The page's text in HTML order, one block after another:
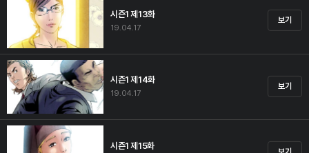
시즌1 제13화
19.04.17
보기
시즌1 제14화
19.04.17
보기
시즌1 제15화